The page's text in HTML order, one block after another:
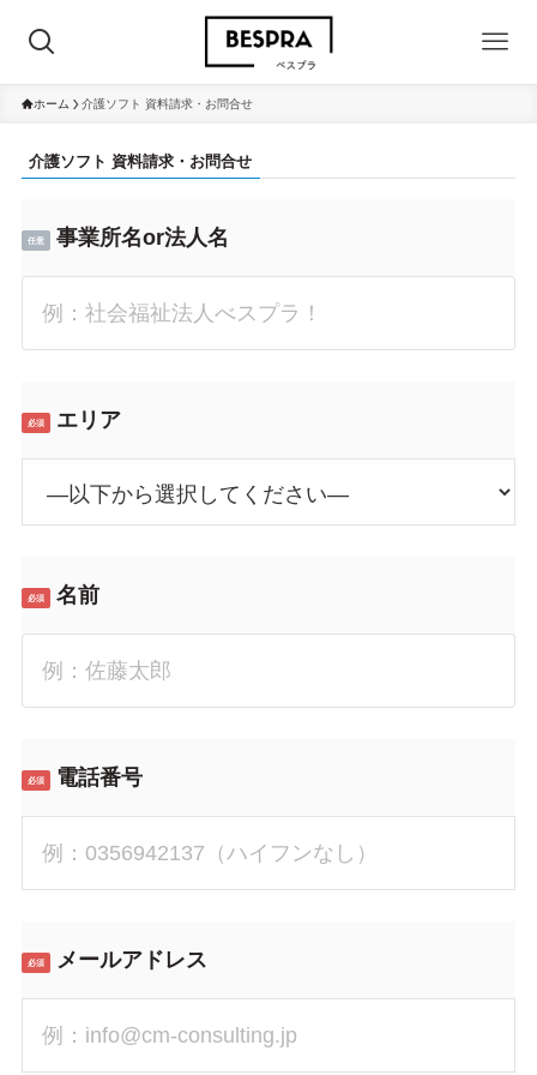
ホーム 介護ソフト 資料請求・お問合せ
介護ソフト 資料請求・お問合せ
任意 事業所名or法人名
必須 エリア
必須 名前
必須 電話番号
必須 メールアドレス